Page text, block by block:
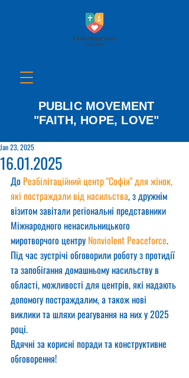
PUBLIC MOVEMENT
"FAITH, HOPE, LOVE"
16.01.2025
Jan 23, 2025
До Реабілітаційний центр "Софія" для жінок,
які постраждали від насильства, з дружнім
візитом завітали регіональні представники
Міжнародного ненасильницького
миротворчого центру Nonviolent Peaceforce.
Під час зустрічі обговорили роботу з протидії
та запобігання домашньому насильству в
області, можливості для центрів, які надають
допомогу постраждалим, а також нові
виклики та шляхи реагування на них у 2025
році.
Вдячні за корисні поради та конструктивне
обговорення!